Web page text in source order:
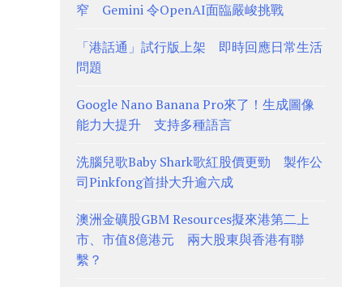
窄 Gemini 令OpenAI面臨嚴峻挑戰
「港話通」試行版上架 即時回應日常生活
問題
Google Nano Banana Pro來了！生成圖像
能力大提升 支持多種語言
洗腦兒歌Baby Shark歌紅股價更勁 製作公
司Pinkfong首掛大升逾六成
澳洲金礦股GBM Resources擬來港第二上
市、市值8億港元 兩大股東與香港有聯
繫？